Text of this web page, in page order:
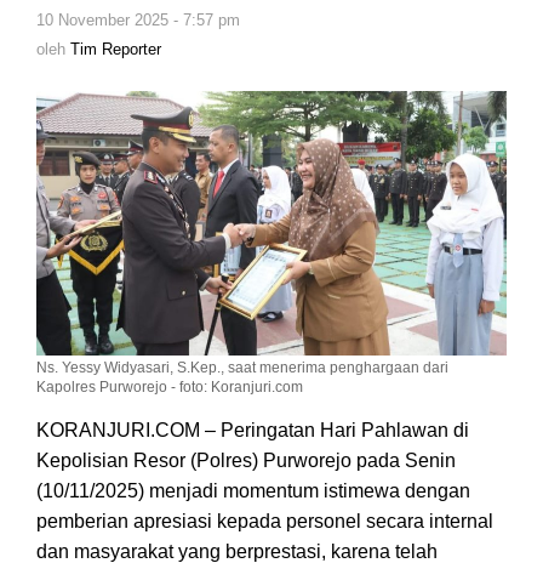
Penghargaan
10 November 2025 - 7:57 pm
oleh Tim Reporter
Ns. Yessy Widyasari, S.Kep., saat menerima penghargaan dari
Kapolres Purworejo - foto: Koranjuri.com
KORANJURI.COM – Peringatan Hari Pahlawan di
Kepolisian Resor (Polres) Purworejo pada Senin
(10/11/2025) menjadi momentum istimewa dengan
pemberian apresiasi kepada personel secara internal
dan masyarakat yang berprestasi, karena telah